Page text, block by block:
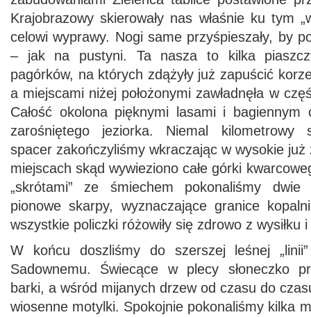
Krajobrazowy skierowały nas właśnie ku tym
celowi wyprawy. Nogi same przyśpieszały, by
– jak na pustyni. Ta nasza to kilka
pagórków, na których zdążyły już zapuścić
a miejscami niżej położonymi zawładnęła w
Całość okolona pięknymi lasami i bagiennym
zarośniętego jeziorka. Niemal kilometrowy
spacer zakończyliśmy wkraczając w wysokie już
miejscach skąd wywieziono całe górki
„skrótami” ze śmiechem pokonaliśmy
pionowe skarpy, wyznaczające granice
wszystkie policzki różowiły się zdrowo z wysiłku i
W końcu doszliśmy do szerszej leśnej
Sadownemu. Świecące w plecy słoneczko
barki, a wśród mijanych drzew od czasu do
wiosenne motylki. Spokojnie pokonaliśmy kilka